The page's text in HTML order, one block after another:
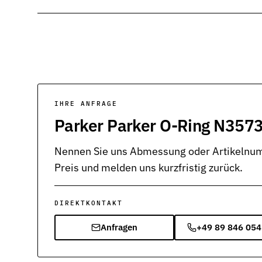
IHRE ANFRAGE
Parker Parker O-Ring
Nennen Sie uns Abmessung oder
Preis und melden uns kurzfristig zurück.
DIREKTKONTAKT
Anfragen +49 89 846 054